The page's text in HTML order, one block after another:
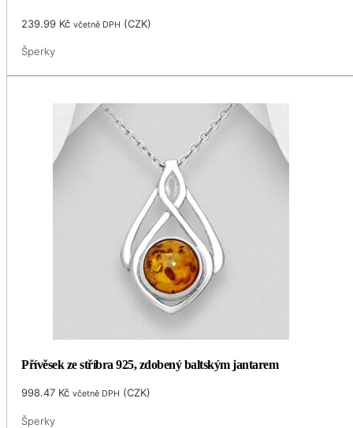
239.99 Kč včetně DPH (CZK)
Šperky
Přívěsek ze stříbra 925, zdobený baltským jantarem
998.47 Kč včetně DPH (CZK)
Šperky